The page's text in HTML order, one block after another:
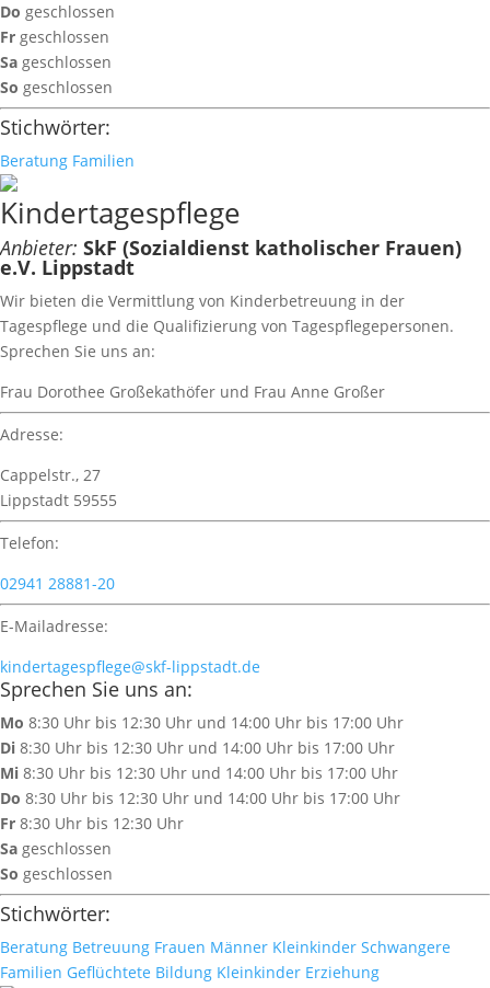
Do geschlossen
Fr geschlossen
Sa geschlossen
So geschlossen
Stichwörter:
Beratung Familien
Kindertagespflege
Anbieter: SkF (Sozialdienst katholischer Frauen)
e.V. Lippstadt
Wir bieten die Vermittlung von Kinderbetreuung in der
Tagespflege und die Qualifizierung von Tagespflegepersonen.
Sprechen Sie uns an:
Frau Dorothee Großekathöfer und Frau Anne Großer
Adresse:
Cappelstr., 27
Lippstadt 59555
Telefon:
02941 28881-20
E-Mailadresse:
kindertagespflege@skf-lippstadt.de
Sprechen Sie uns an:
Mo 8:30 Uhr bis 12:30 Uhr und 14:00 Uhr bis 17:00 Uhr
Di 8:30 Uhr bis 12:30 Uhr und 14:00 Uhr bis 17:00 Uhr
Mi 8:30 Uhr bis 12:30 Uhr und 14:00 Uhr bis 17:00 Uhr
Do 8:30 Uhr bis 12:30 Uhr und 14:00 Uhr bis 17:00 Uhr
Fr 8:30 Uhr bis 12:30 Uhr
Sa geschlossen
So geschlossen
Stichwörter:
Beratung Betreuung Frauen Männer Kleinkinder Schwangere
Familien Geflüchtete Bildung Kleinkinder Erziehung